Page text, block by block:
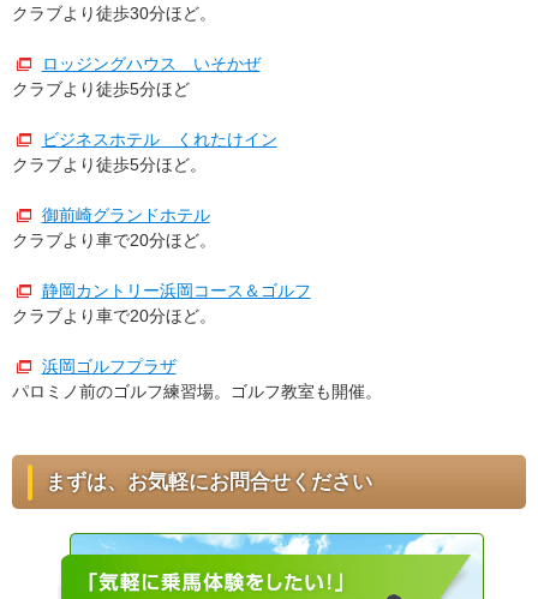
クラブより徒歩30分ほど。
ロッジングハウス いそかぜ
クラブより徒歩5分ほど
ビジネスホテル くれたけイン
クラブより徒歩5分ほど。
御前崎グランドホテル
クラブより車で20分ほど。
静岡カントリー浜岡コース＆ゴルフ
クラブより車で20分ほど。
浜岡ゴルフプラザ
パロミノ前のゴルフ練習場。ゴルフ教室も開催。
まずは、お気軽にお問合せください